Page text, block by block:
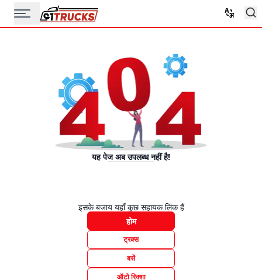
यह पेज अब उपलब्ध नहीं है!
इसके बजाय यहाँ कुछ सहायक लिंक हैं
होम
ट्रक्स
बसें
ऑटो रिक्शा